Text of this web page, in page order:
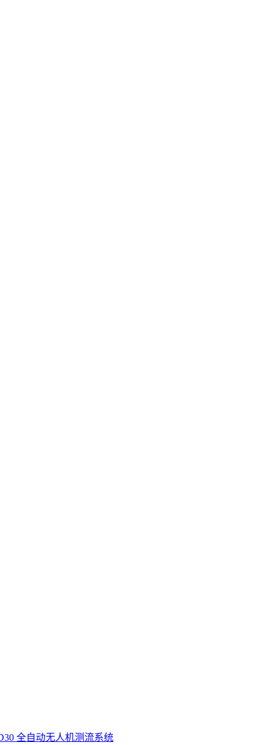
全自动无人机测流系统